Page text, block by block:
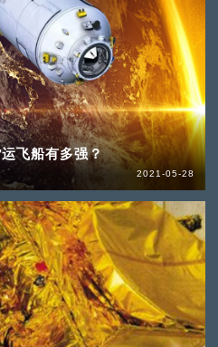
飞船有多强？
2021-05-28